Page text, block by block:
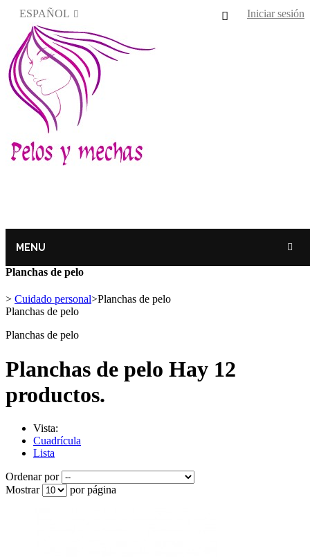
ESPAÑOL Iniciar sesión
MENU
Planchas de pelo
> Cuidado personal>Planchas de pelo
Planchas de pelo
Planchas de pelo
Planchas de pelo Hay 12
productos.
Vista:
Cuadrícula
Lista
Ordenar por
Mostrar
por página